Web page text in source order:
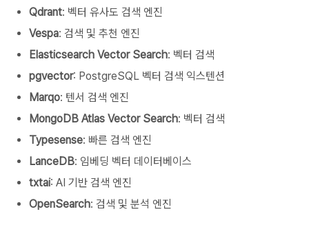
Qdrant: 벡터 유사도 검색 엔진
Vespa: 검색 및 추천 엔진
Elasticsearch Vector Search: 벡터 검색
pgvector: PostgreSQL 벡터 검색 익스텐션
Marqo: 텐서 검색 엔진
MongoDB Atlas Vector Search: 벡터 검색
Typesense: 빠른 검색 엔진
LanceDB: 임베딩 벡터 데이터베이스
txtai: AI 기반 검색 엔진
OpenSearch: 검색 및 분석 엔진